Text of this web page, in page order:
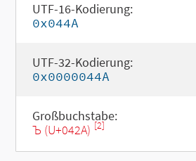
UTF-16-Kodierung:
0x044A
UTF-32-Kodierung:
0x0000044A
Großbuchstabe:
Ъ (U+042A) [2]